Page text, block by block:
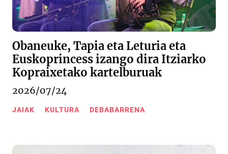
Obaneuke, Tapia eta Leturia eta
Euskoprincess izango dira Itziarko
Kopraixetako kartelburuak
2026/07/24
JAIAK KULTURA DEBABARRENA